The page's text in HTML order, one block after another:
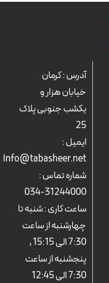
آدرس : کرمان
خیابان هزار و
یکشب جنوبی پلاک
25
ایمیل :
Info@tabasheer.net
شماره تماس :
31244000-034
ساعت کاری : شنبه تا
چهارشنبه از ساعت
7:30 الی 15:15 ,
پنجشنبه از ساعت
7:30 الی 12:45